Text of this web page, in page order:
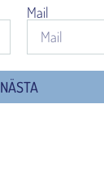
Mail
NÄSTA